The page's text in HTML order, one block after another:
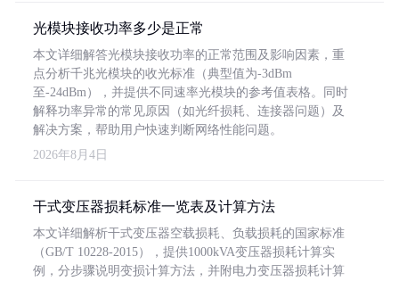
光模块接收功率多少是正常
本文详细解答光模块接收功率的正常范围及影响因素，重
点分析千兆光模块的收光标准（典型值为-3dBm
至-24dBm），并提供不同速率光模块的参考值表格。同时
解释功率异常的常见原因（如光纤损耗、连接器问题）及
解决方案，帮助用户快速判断网络性能问题。
2026年8月4日
干式变压器损耗标准一览表及计算方法
本文详细解析干式变压器空载损耗、负载损耗的国家标准
（GB/T 10228-2015），提供1000kVA变压器损耗计算实
例，分步骤说明变损计算方法，并附电力变压器损耗计算